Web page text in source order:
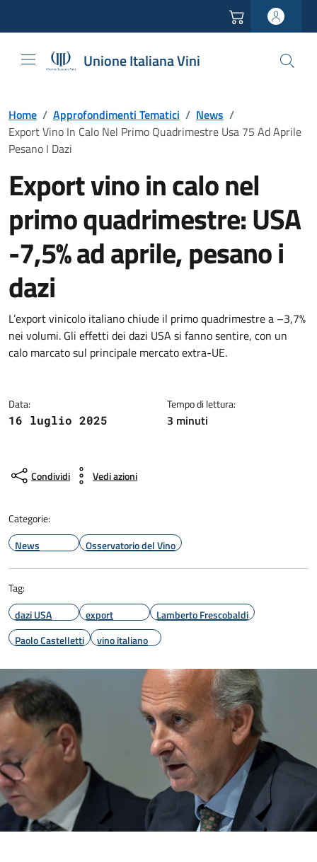
Unione Italiana Vini
Home / Approfondimenti Tematici / News /
Export Vino In Calo Nel Primo Quadrimestre Usa 75 Ad Aprile
Pesano I Dazi
Export vino in calo nel
primo quadrimestre: USA
-7,5% ad aprile, pesano i
dazi
L’export vinicolo italiano chiude il primo quadrimestre a –3,7%
nei volumi. Gli effetti dei dazi USA si fanno sentire, con un
calo marcato sul principale mercato extra-UE.
Data:
16 luglio 2025
Tempo di lettura:
3 minuti
Condividi Vedi azioni
Categorie:
News
Osservatorio del Vino
Tag:
dazi USA
export
Lamberto Frescobaldi
Paolo Castelletti
vino italiano